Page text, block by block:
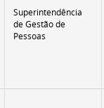
Superintendência
de Gestão de
Pessoas